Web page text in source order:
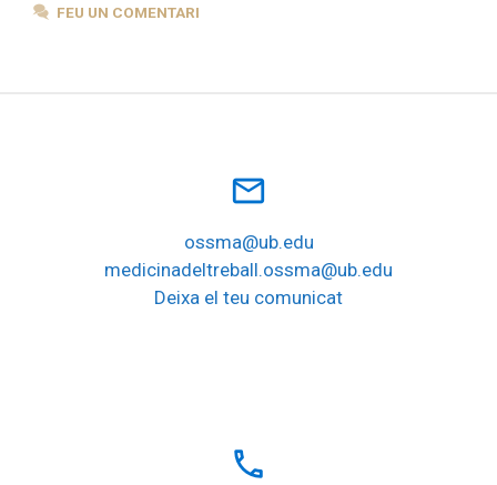
FEU UN COMENTARI
mail_outline
ossma@ub.edu
medicinadeltreball.ossma@ub.edu
Deixa el teu comunicat
local_phone